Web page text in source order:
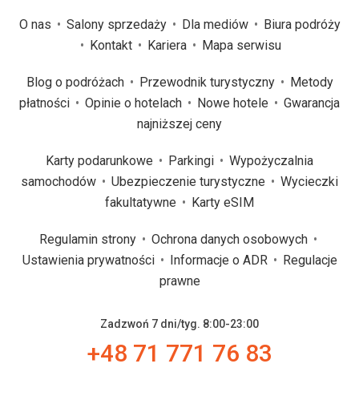
O nas Salony sprzedaży Dla mediów
Biura podróży
Kontakt
Kariera Mapa serwisu
Blog o podróżach Przewodnik turystyczny
Metody
płatności
Opinie o hotelach Nowe hotele
Gwarancja
najniższej ceny
Karty podarunkowe Parkingi
Wypożyczalnia
samochodów
Ubezpieczenie turystyczne
Wycieczki
fakultatywne
Karty eSIM
Regulamin strony
Ochrona danych osobowych
Ustawienia prywatności
Informacje o ADR
Regulacje
prawne
Zadzwoń 7 dni/tyg. 8:00-23:00
+48 71 771 76 83